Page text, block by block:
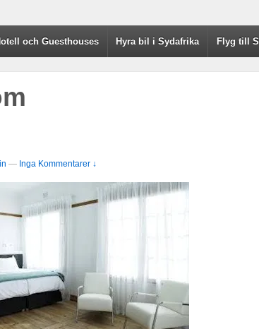
och Guesthouses Hyra bil i Sydafrika Flyg till
— Inga Kommentarer ↓